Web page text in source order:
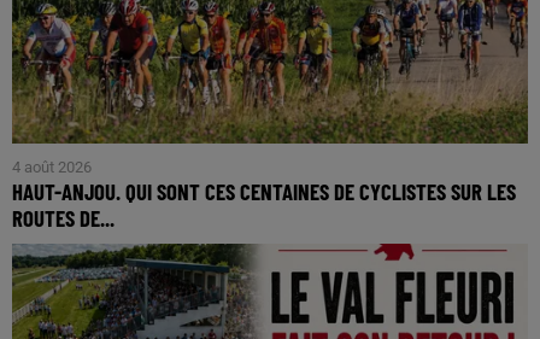
4 août 2026
HAUT-ANJOU. QUI SONT CES CENTAINES DE CYCLISTES SUR LES
ROUTES DE...